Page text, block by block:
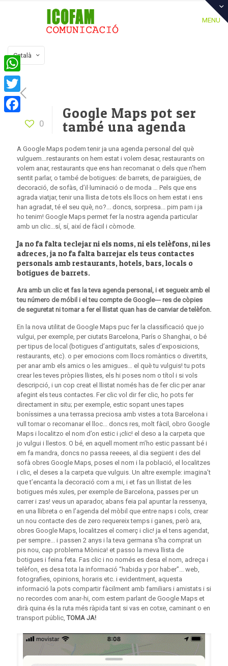
MENU
Català
0
Google Maps pot ser
també una agenda
A Google Maps podem tenir ja una agenda personal del què
vulguem…restaurants on hem estat i volem desar, restaurants on
volem anar, restaurants que ens han recomanat o dels que n'hem
sentit parlar, o també de botigues: de barrets, de paraigües, de
decoració, de sofàs, d’il·luminació o de moda … Pels que ens
agrada viatjar, tenir una llista de tots els llocs on hem estat i ens
han agradat, té el seu què, no?... doncs, sorpresa... pim pam i ja
ho tenim! Google Maps permet fer la nostra agenda particular
amb un clic...sí, sí, així de fàcil i còmode.
Ja no fa falta teclejar ni els noms, ni els telèfons, ni les
adreces, ja no fa falta barrejar els teus contactes
personals amb restaurants, hotels, bars, locals o
botigues de barrets.
Ara amb un clic et fas la teva agenda personal, i et segueix amb el
teu número de móbil i el teu compte de Google--- res de còpies
de seguretat ni tornar a fer el llistat quan has de canviar de telèfon.
En la nova utilitat de Google Maps puc fer la classificació que jo
vulgui, per exemple, per ciutats Barcelona, París o Shanghai, o bé
per tipus de local (botigues d’antiguitats, sales d’exposicions,
restaurants, etc). o per emocions com llocs romàntics o divertits,
per anar amb els amics o les amigues… el què tu vulguis! tu pots
crear les teves pròpies llistes, els hi poses nom o títol i si vols
descripció, i un cop creat el llistat només has de fer clic per anar
afegint els teus contactes. Fer clic vol dir fer clic, ho pots fer
directament in situ; per exemple, estic sopant unes tapes
boníssimes a una terrassa preciosa amb vistes a tota Barcelona i
vull tornar o recomanar el lloc... doncs res, molt fàcil, obro Google
Maps i localitzo el nom d’on estic i ¡clic! el deso a la carpeta que
jo vulgui i llestos. O bé, en aquell moment m’ho estic passant bé i
em fa mandra, doncs no passa reeees, al dia següent i des del
sofà obres Google Maps, poses el nom i la població, el localitzes
i clic, el deses a la carpeta que vulguis. Un altre exemple: imagina’t
que t’encanta la decoració com a mi, i et fas un llistat de les
botigues més xules, per exemple de Barcelona, passes per un
carrer i zas! veus un aparador, abans feia pal apuntar la ressenya,
en una llibreta o en l’agenda del mòbil que entre naps i cols, crear
un nou contacte des de zero requereix temps i ganes, però ara,
obres Google Maps, localitzes el comerç i clic! ja el tens agendat,
per sempre... i passen 2 anys i la teva germana s'ha comprat un
pis nou, cap problema Mònica! et passo la meva llista de
botigues i feina feta. Fas clic i no només es desa el nom, adreça i
telèfon, es desa tota la informació “habida y por haber”... web,
fotografies, opinions, horaris etc. i evidentment, aquesta
informació la pots compartir fàcilment amb familiars i amistats i si
no recordes com anar-hi, com estem parlant de Google Maps et
dirà quina és la ruta més ràpida tant si vas en cotxe, caminant o en
transport públic, TOMA JA!
WhatsApp
Twitter
Facebook